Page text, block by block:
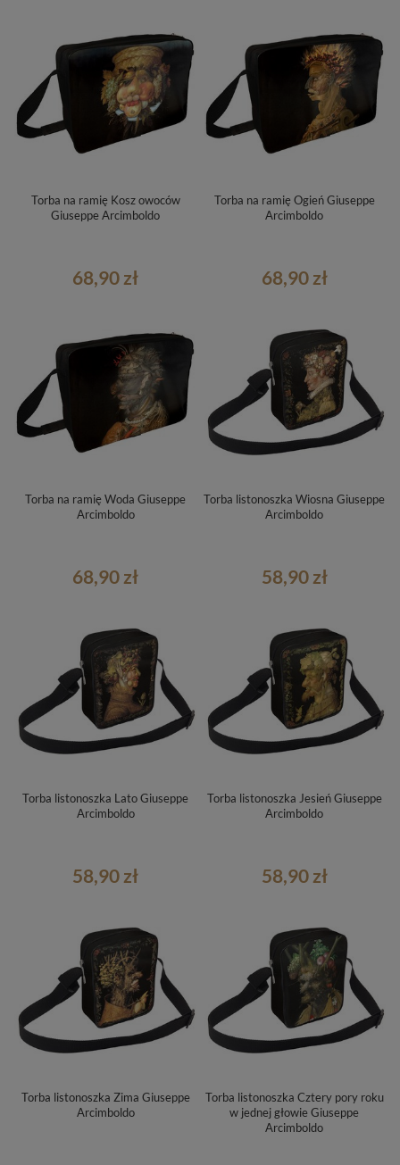
Torba na ramię Kosz owoców
Giuseppe Arcimboldo
68,90 zł
Torba na ramię Ogień Giuseppe
Arcimboldo
68,90 zł
Torba na ramię Woda Giuseppe
Arcimboldo
68,90 zł
Torba listonoszka Wiosna Giuseppe
Arcimboldo
58,90 zł
Torba listonoszka Lato Giuseppe
Arcimboldo
58,90 zł
Torba listonoszka Jesień Giuseppe
Arcimboldo
58,90 zł
Torba listonoszka Zima Giuseppe
Arcimboldo
Torba listonoszka Cztery pory roku
w jednej głowie Giuseppe
Arcimboldo